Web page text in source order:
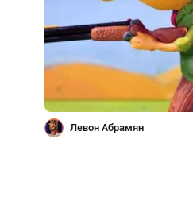
Левон Абрамян